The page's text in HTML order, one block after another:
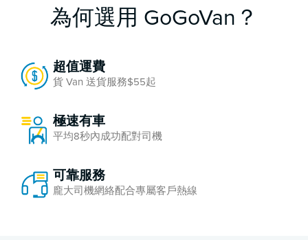
為何選用 GoGoVan？
超值運費
貨 Van 送貨服務$55起
極速有車
平均8秒內成功配對司機
可靠服務
龐大司機網絡配合專屬客戶熱線